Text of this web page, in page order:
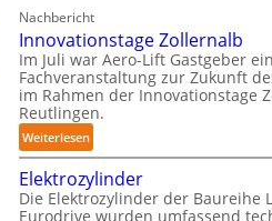
r
i
e
u
n
d
k
o
r
a
z
i
n
-
B
e
l
Nachbericht
Innovationstage Zollernalb
Im Juli war Aero-Lift Gastgeber
Fachveranstaltung zur Zukunft
im Rahmen der Innovationstage
Reutlingen.
Weiterlesen:
I
n
n
Elektrozylinder
Die Elektrozylinder der Baureihe
Eurodrive wurden umfassend